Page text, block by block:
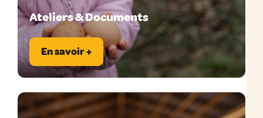
Ateliers & Documents
En savoir +